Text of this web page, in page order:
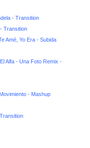
- Transition
Transition
Amé, Yo Era - Subida
Alfa - Una Foto Remix -
- Mashup